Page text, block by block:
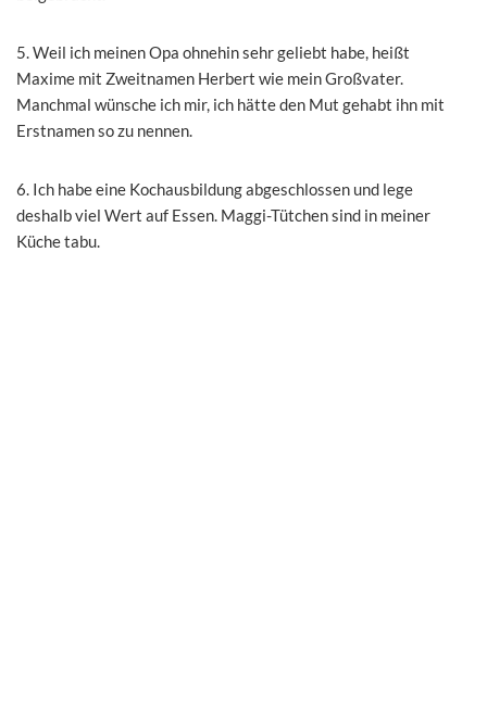
5. Weil ich meinen Opa ohnehin sehr geliebt habe, heißt
Maxime mit Zweitnamen Herbert wie mein Großvater.
Manchmal wünsche ich mir, ich hätte den Mut gehabt ihn mit
Erstnamen so zu nennen.
6. Ich habe eine Kochausbildung abgeschlossen und lege
deshalb viel Wert auf Essen. Maggi-Tütchen sind in meiner
Küche tabu.